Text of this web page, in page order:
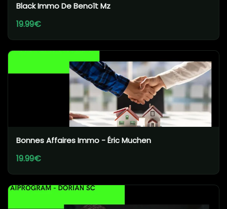
Black Immo De Benoît Mz
19.99€
Bonnes Affaires Immo - Éric Muchen
19.99€